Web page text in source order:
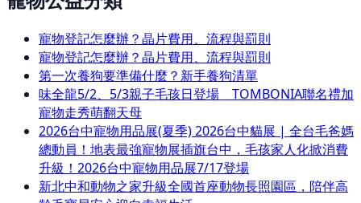
寵物登記怎麼辦？晶片費用、流程與罰則
寵物登記怎麼辦？晶片費用、流程與罰則
第一次養狗要準備什麼？新手養狗清單
味全龍5/2、5/3親子毛孩日登場 TOMBONIA聯名禮加
寵物走秀萌翻天母
2026台中寵物用品展(夏季) 2026台中貓展 | 全台毛爸媽
總動員！地表最強寵物展插旗台中，毛孩家人化掀消費
升級！2026台中寵物用品展7/17登場
新北中和動物之家升級全國首座動物長照園區，陪伴高